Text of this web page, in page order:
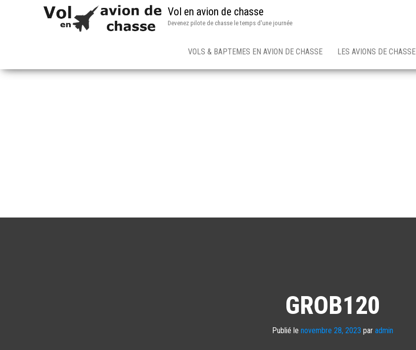
Vol en avion de chasse
Devenez pilote de chasse le temps d'une journée
VOLS & BAPTEMES EN AVION DE CHASSE LES AVIONS DE CHASSE
GROB120
Publié le novembre 28, 2023 par admin